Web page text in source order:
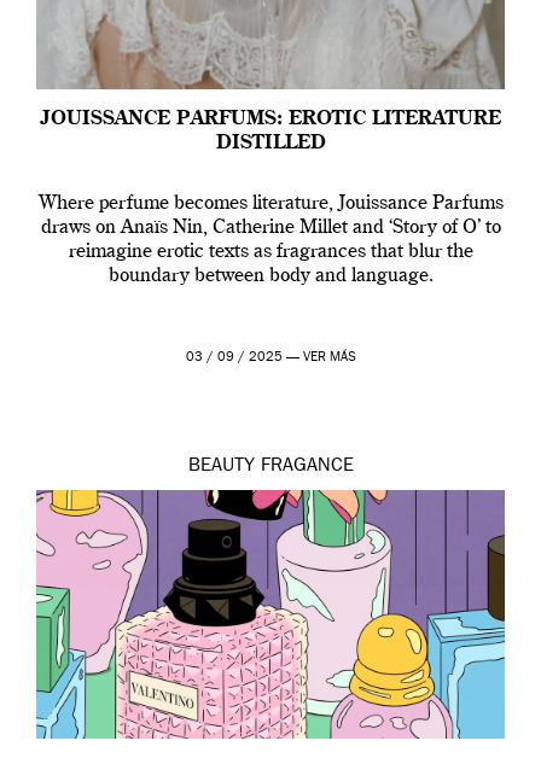
JOUISSANCE PARFUMS: EROTIC LITERATURE
DISTILLED
Where perfume becomes literature, Jouissance Parfums
draws on Anaïs Nin, Catherine Millet and ‘Story of O’ to
reimagine erotic texts as fragrances that blur the
boundary between body and language.
03 / 09 / 2025 — VER MÁS
BEAUTY FRAGANCE